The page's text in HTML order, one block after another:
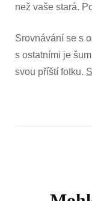
než vaše stará.
Srovnávání se s
s ostatními je
svou příští fotku.